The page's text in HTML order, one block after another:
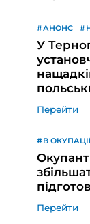
АНОНС
У
Перейти
В
Перейти